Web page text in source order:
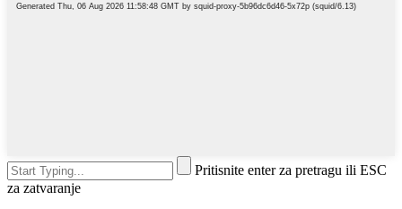
Pritisnite enter za pretragu ili ESC
za zatvaranje